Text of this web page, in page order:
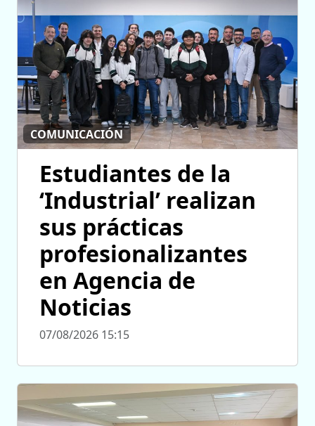
COMUNICACIÓN
Estudiantes de la
‘Industrial’ realizan
sus prácticas
profesionalizantes
en Agencia de
Noticias
07/08/2026 15:15